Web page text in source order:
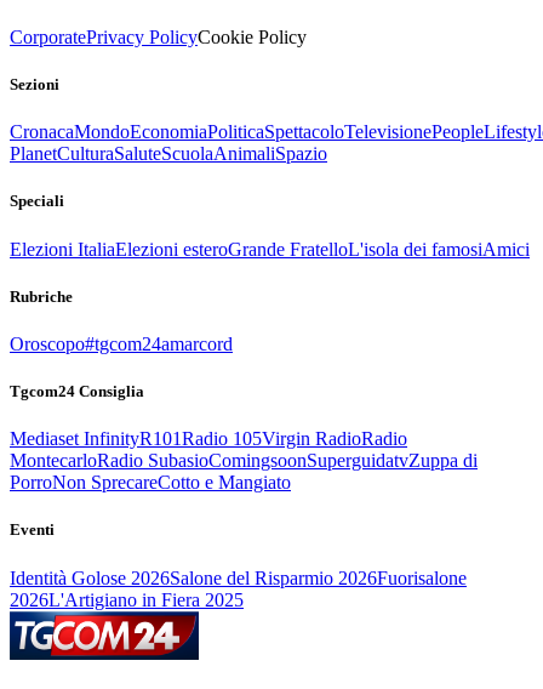
CorporatePrivacy PolicyCookie Policy
Sezioni
CronacaMondoEconomiaPoliticaSpettacoloTelevisionePeople
PlanetCulturaSaluteScuolaAnimaliSpazio
Speciali
Elezioni ItaliaElezioni esteroGrande FratelloL'isola dei famosiAmici
Rubriche
Oroscopo#tgcom24amarcord
Tgcom24 Consiglia
Mediaset InfinityR101Radio 105Virgin RadioRadio
MontecarloRadio SubasioComingsoonSuperguidatvZuppa di
PorroNon SprecareCotto e Mangiato
Eventi
Identità Golose 2026Salone del Risparmio 2026Fuorisalone
2026L'Artigiano in Fiera 2025